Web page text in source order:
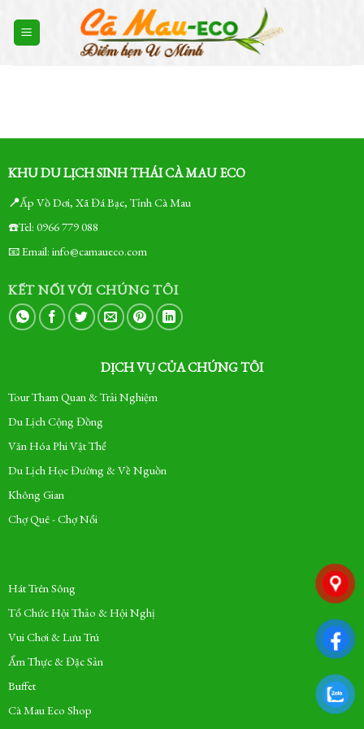
content
KHU DU LỊCH SINH THÁI CÀ MAU ECO
📍Ấp Vồ Dơi, Xã Đá Bạc, Tỉnh Cà Mau
☎️Tel: 0966 779 088
📧 Email: info@camaueco.com
KẾT NỐI VỚI CHÚNG TÔI
DỊCH VỤ CỦA CHÚNG TÔI
Tour Tham Quan & Trải Nghiệm
Du Lịch Cộng Đồng
Văn Hóa Phi Vật Thể
Du Lịch Học Đường & Về Nguồn
Không Gian
Chợ Quê - Chợ Nổi
Hát Trên Sông
Tổ Chức Hội Thảo & Hội Nghị
Vui Chơi & Lưu Trú
Ẩm Thực & Đặc Sản
Buffet
Cà Mau Eco Shop